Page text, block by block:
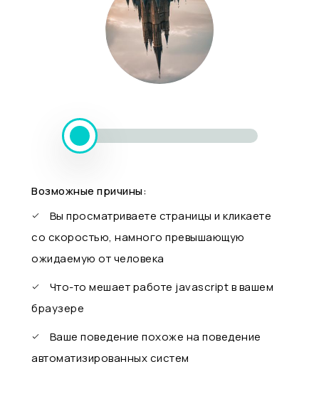
Возможные причины:
Вы просматриваете страницы и кликаете
со скоростью, намного превышающую
ожидаемую от человека
Что-то мешает работе javascript в вашем
браузере
Ваше поведение похоже на поведение
автоматизированных систем